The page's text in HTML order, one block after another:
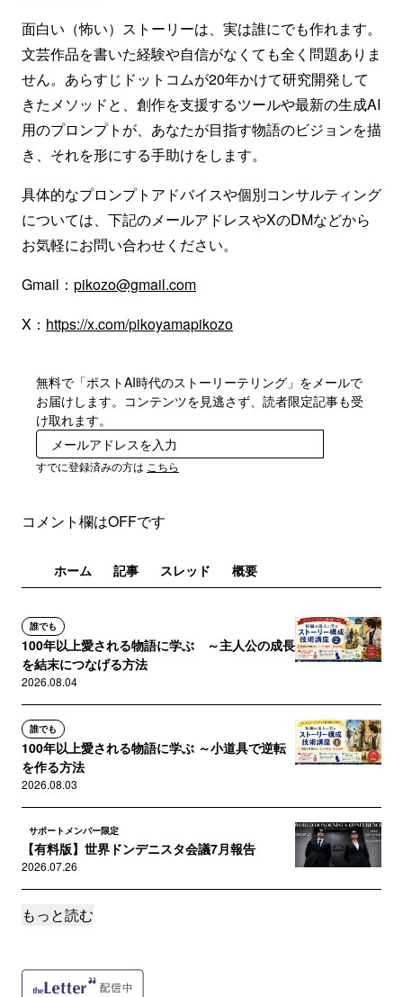
面白い（怖い）ストーリーは、実は誰にでも作れます。
文芸作品を書いた経験や自信がなくても全く問題ありま
せん。あらすじドットコムが20年かけて研究開発して
きたメソッドと、創作を支援するツールや最新の生成AI
用のプロンプトが、あなたが目指す物語のビジョンを描
き、それを形にする手助けをします。
具体的なプロンプトアドバイスや個別コンサルティング
については、下記のメールアドレスやXのDMなどから
お気軽にお問い合わせください。
Gmail： pikozo@gmail.com
X： https://x.com/pikoyamapikozo
無料で「ポストAI時代のストーリーテリング」をメールで
お届けします。コンテンツを見逃さず、読者限定記事も受
け取れます。
すでに登録済みの方は こちら
コメント欄はOFFです
ホーム 記事 スレッド 概要
誰でも
100年以上愛される物語に学ぶ ～主人公の成長
を結末につなげる方法
2026.08.04
誰でも
100年以上愛される物語に学ぶ ～小道具で逆転
を作る方法
2026.08.03
サポートメンバー限定
【有料版】世界ドンデニスタ会議7月報告
2026.07.26
サポートメンバー限定
もっと読む